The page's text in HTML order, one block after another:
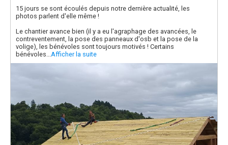
15 jours se sont écoulés depuis notre dernière actualité, les
photos parlent d'elle même !
Le chantier avance bien (il y a eu l'agraphage des avancées, le
contreventement, la pose des panneaux d'osb et la pose de la
volige), les bénévoles sont toujours motivés ! Certains
bénévoles...Afficher la suite